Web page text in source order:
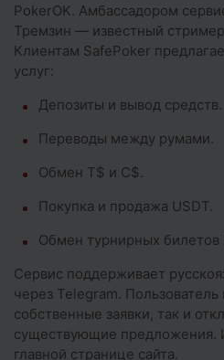
PokerOK. Амбассадором
Тремзин — известный
Клиентам SafePoker
услуг:
Депозиты и вывод средств.
Переводы между румами.
Обмен T$ и C$.
Покупка и продажа USDT.
Обмен турнирных билетов
Сервис поддерживает
через Telegram. Пользователь
собственные заявки, так и
существующие предложения.
главной странице сайта.